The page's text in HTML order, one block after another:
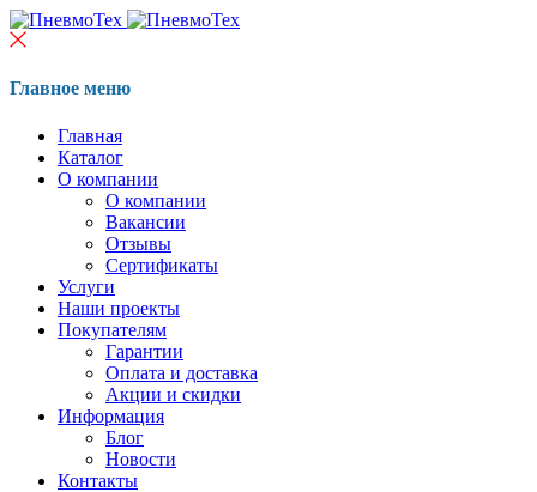
Главное меню
Главная
Каталог
О компании
О компании
Вакансии
Отзывы
Сертификаты
Услуги
Наши проекты
Покупателям
Гарантии
Оплата и доставка
Акции и скидки
Информация
Блог
Новости
Контакты